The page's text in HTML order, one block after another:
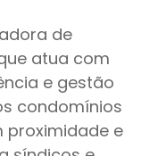
de
atua com
e gestão
condomínios
proximidade e